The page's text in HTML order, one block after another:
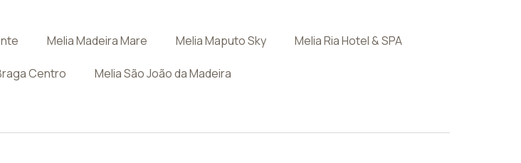
Melia Madeira Mare Melia Maputo Sky Melia Ria Hotel & SPA
Centro Melia São João da Madeira